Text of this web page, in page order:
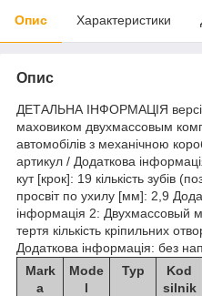
Опис Характеристики
Опис
ДЕТАЛЬНА ІНФОРМАЦІЯ версія
маховиком двухмассовым
автомобілів з механічною
артикул / Додаткова
кут [крок]: 19 кількість зубів
просвіт по ухилу [мм]: 2,9
інформація 2: Двухмассовый
тертя кількість кріпильних
Додаткова інформація: без
Mark
a
Mode
l
Typ
Kod
silnik